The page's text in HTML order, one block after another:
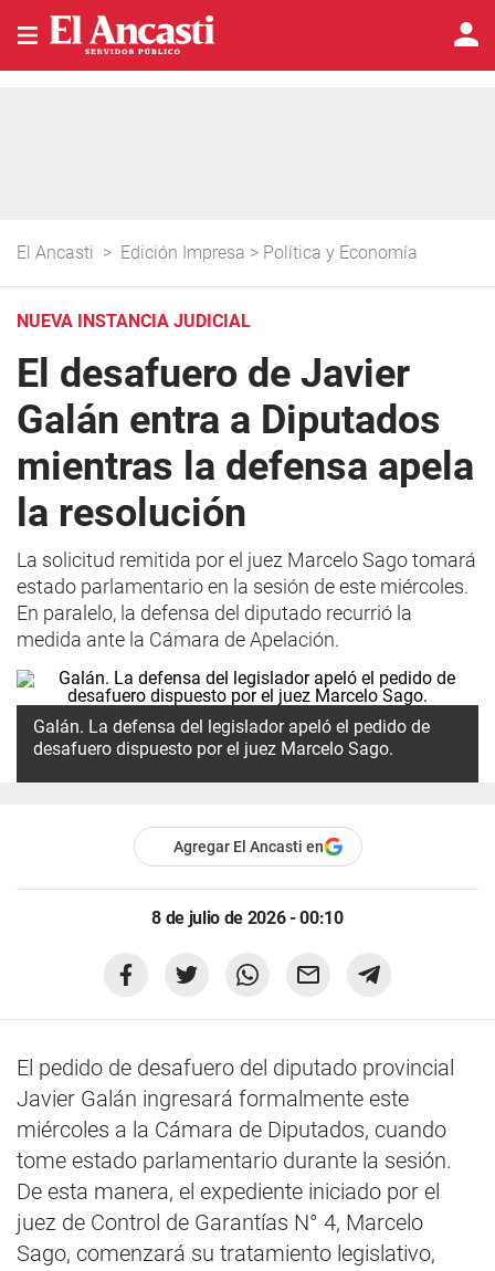
El Ancasti > Edición Impresa > Política y Economía
NUEVA INSTANCIA JUDICIAL
El desafuero de Javier
Galán entra a Diputados
mientras la defensa apela
la resolución
La solicitud remitida por el juez Marcelo Sago tomará
estado parlamentario en la sesión de este miércoles.
En paralelo, la defensa del diputado recurrió la
medida ante la Cámara de Apelación.
Galán. La defensa del legislador apeló el pedido de
desafuero dispuesto por el juez Marcelo Sago.
Agregar El Ancasti en
8 de julio de 2026 - 00:10
El pedido de desafuero del diputado provincial
Javier Galán ingresará formalmente este
miércoles a la Cámara de Diputados, cuando
tome estado parlamentario durante la sesión.
De esta manera, el expediente iniciado por el
juez de Control de Garantías N° 4, Marcelo
Sago, comenzará su tratamiento legislativo,